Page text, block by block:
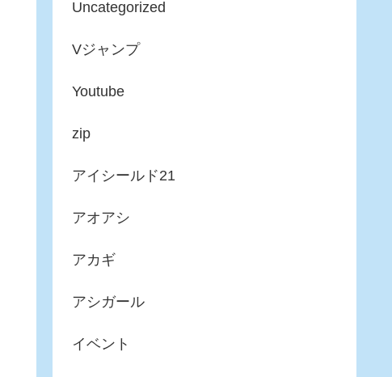
Uncategorized
Vジャンプ
Youtube
zip
アイシールド21
アオアシ
アカギ
アシガール
イベント